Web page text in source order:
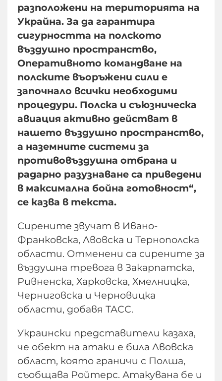
разположени на територията на
Украйна. За да гарантира
сигурността на полското
въздушно пространство,
Оперативното командване на
полските въоръжени сили е
започнало всички необходими
процедури. Полска и съюзническа
авиация активно действат в
нашето въздушно пространство,
а наземните системи за
противовъздушна отбрана и
радарно разузнаване са приведени
в максимална бойна готовност“,
се казва в текста.
Сирените звучат в Ивано-
Франковска, Лвовска и Тернополска
области. Отменени са сирените за
въздушна тревога в Закарпатска,
Ривненска, Харковска, Хмелницка,
Черниговска и Черновицка
области, добавя ТАСС.
Украински представители казаха,
че обект на атаки е била Лвовска
област, която граничи с Полша,
съобщава Ройтерс. Атакувана бе и